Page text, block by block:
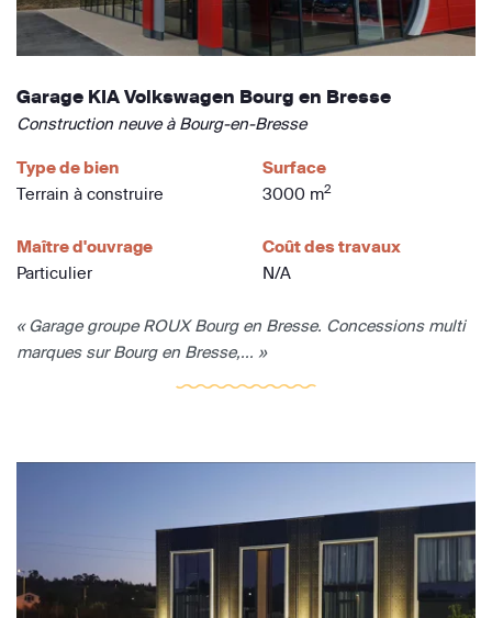
Garage KIA Volkswagen Bourg en Bresse
Construction neuve à Bourg-en-Bresse
Type de bien
Terrain à construire
Surface
3000 m2
Maître d'ouvrage
Particulier
Coût des travaux
N/A
« Garage groupe ROUX Bourg en Bresse. Concessions multi
marques sur Bourg en Bresse,... »